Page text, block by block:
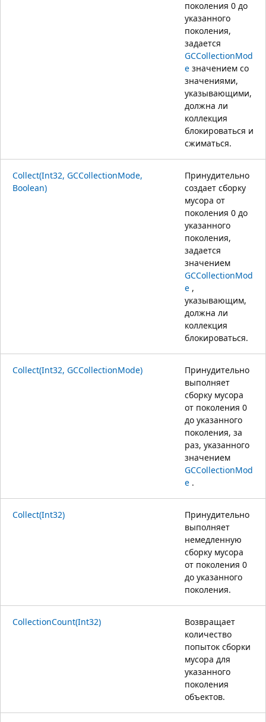
поколения 0 до
указанного
поколения,
задается
GCCollectionMod
e значением со
значениями,
указывающими,
должна ли
коллекция
блокироваться и
сжиматься.
Collect(Int32, GCCollectionMode,
Boolean)
Принудительно
создает сборку
мусора от
поколения 0 до
указанного
поколения,
задается
значением
GCCollectionMod
e ,
указывающим,
должна ли
коллекция
блокироваться.
Collect(Int32, GCCollectionMode)
Принудительно
выполняет
сборку мусора
от поколения 0
до указанного
поколения, за
раз, указанного
значением
GCCollectionMod
e .
Collect(Int32)
Принудительно
выполняет
немедленную
сборку мусора
от поколения 0
до указанного
поколения.
CollectionCount(Int32)
Возвращает
количество
попыток сборки
мусора для
указанного
поколения
объектов.